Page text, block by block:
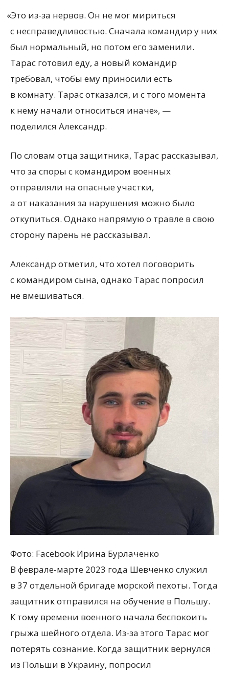
«Это из-за нервов. Он не мог мириться
с несправедливостью. Сначала командир у них
был нормальный, но потом его заменили.
Тарас готовил еду, а новый командир
требовал, чтобы ему приносили есть
в комнату. Тарас отказался, и с того момента
к нему начали относиться иначе», —
поделился Александр.
По словам отца защитника, Тарас рассказывал,
что за споры с командиром военных
отправляли на опасные участки,
а от наказания за нарушения можно было
откупиться. Однако напрямую о травле в свою
сторону парень не рассказывал.
Александр отметил, что хотел поговорить
с командиром сына, однако Тарас попросил
не вмешиваться.
Фото: Facebook Ирина Бурлаченко
В феврале-марте 2023 года Шевченко служил
в 37 отдельной бригаде морской пехоты. Тогда
защитник отправился на обучение в Польшу.
К тому времени военного начала беспокоить
грыжа шейного отдела. Из-за этого Тарас мог
потерять сознание. Когда защитник вернулся
из Польши в Украину, попросил